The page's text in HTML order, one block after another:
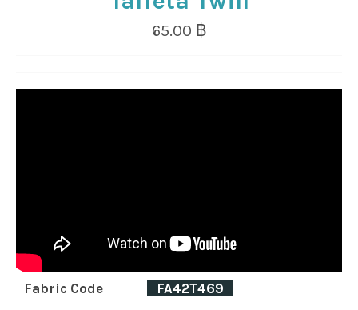
Regular
65.00 ฿
Fabric Code FA42T469